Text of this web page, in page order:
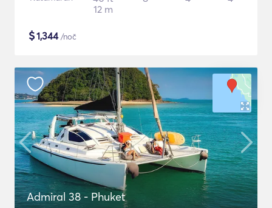
12 m
$1,344/noč
Admiral 38 - Phuket